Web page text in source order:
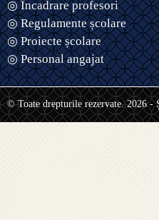
◎ Încadrare profesori
◎ Regulamente școlare
◎ Proiecte școlare
◎ Personal angajat
© Toate drepturile rezervate. 2026 -